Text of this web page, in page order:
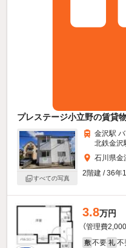
プレステージ小立野の賃貸
すべての写真
金沢駅
北鉄金沢
石川県金
2階建 / 36年
3.8万円
（管理費2,000
敷 不要 礼 不